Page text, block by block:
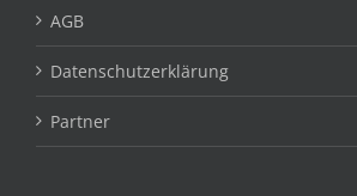
AGB
Datenschutzerklärung
Partner